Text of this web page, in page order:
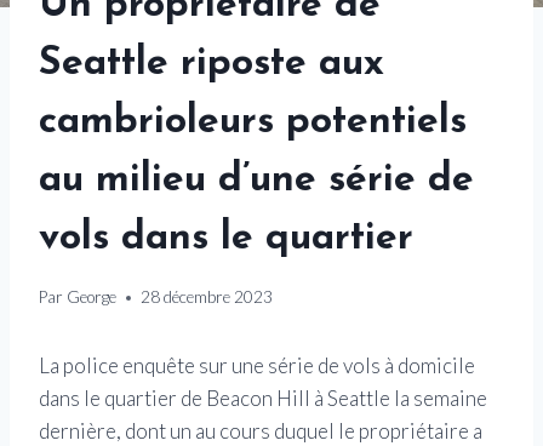
Seattle riposte aux
cambrioleurs potentiels
au milieu d’une série de
vols dans le quartier
Par George 28 décembre 2023
La police enquête sur une série de vols à domicile
dans le quartier de Beacon Hill à Seattle la semaine
dernière, dont un au cours duquel le propriétaire a